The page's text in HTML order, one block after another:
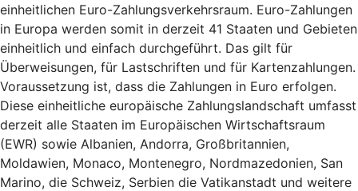
einheitlichen Euro-Zahlungsverkehrsraum. Euro-Zahlungen
in Europa werden somit in derzeit 41 Staaten und Gebieten
einheitlich und einfach durchgeführt. Das gilt für
Überweisungen, für Lastschriften und für Kartenzahlungen.
Voraussetzung ist, dass die Zahlungen in Euro erfolgen.
Diese einheitliche europäische Zahlungslandschaft umfasst
derzeit alle Staaten im Europäischen Wirtschaftsraum
(EWR) sowie Albanien, Andorra, Großbritannien,
Moldawien, Monaco, Montenegro, Nordmazedonien, San
Marino, die Schweiz, Serbien die Vatikanstadt und weitere